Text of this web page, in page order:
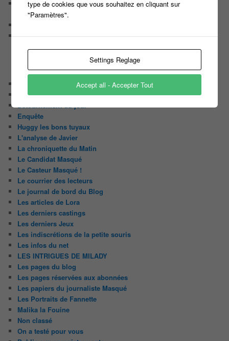
Casting pour un nouveau jeu de Culture générale animé par
Bruno Guillon sur La 2
Participez en binôme à un nouveau JEU MUSICAL et tentez
CATÉGORIES
Carte Blanche à …
Détournement du jour
Enquête
Huggy les bons tuyaux
L'analyse de Javier
La chroniquette du Matin
Le Candidat Masqué
Le Casteur Masqué !
Le courrier des lecteurs
Le journal de bord du Blog
Les articles de Lora
Les derniers castings
Les derniers Jeux
Les indiscrétions de la petite souris
Les infos du net
LES INTRIGUES DE MILADY
Les pages du blog
Les pages réservées aux abonnées
Les papiers du journaliste Masqué
Les Portraits de Fannette
Malika la Fouine
Non classé
On a testé pour vous
type de cookies que vous souhaitez en cliquant sur
"Paramètres".
Settings Reglage
Accept all - Accepter Tout